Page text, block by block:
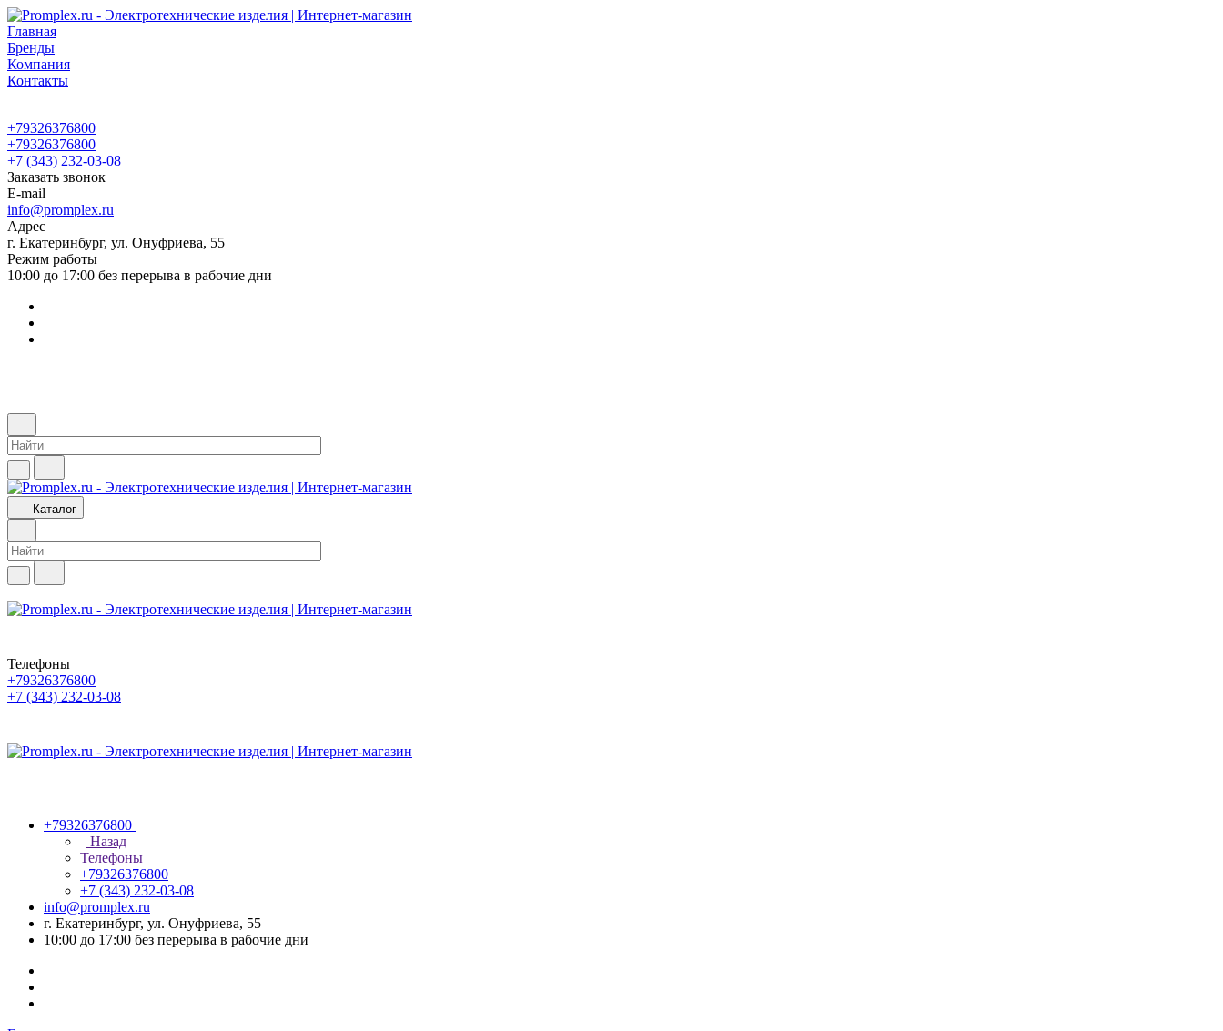
Главная
Бренды
Компания
Контакты
+79326376800
+79326376800
+7 (343) 232-03-08
Заказать звонок
E-mail
info@promplex.ru
Адрес
г. Екатеринбург, ул. Онуфриева, 55
Режим работы
10:00 до 17:00 без перерыва в рабочие дни
Каталог
Телефоны
+79326376800
+7 (343) 232-03-08
+79326376800
Назад
Телефоны
+79326376800
+7 (343) 232-03-08
info@promplex.ru
г. Екатеринбург, ул. Онуфриева, 55
10:00 до 17:00 без перерыва в рабочие дни